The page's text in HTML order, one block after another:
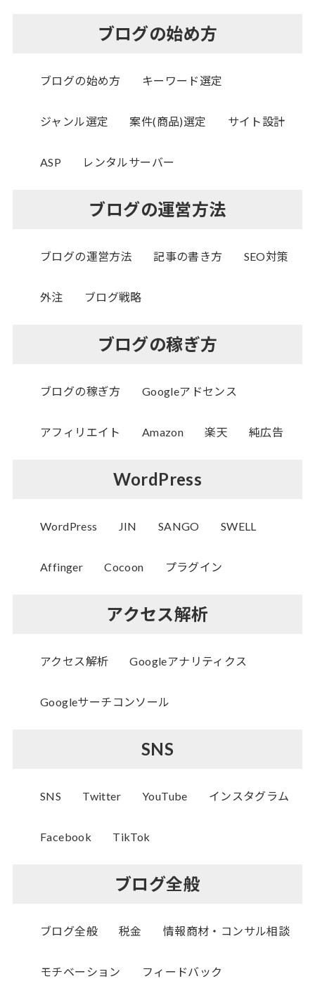
ブログの始め方
ブログの始め方 キーワード選定
ジャンル選定 案件(商品)選定 サイト設計
ASP レンタルサーバー
ブログの運営方法
ブログの運営方法 記事の書き方 SEO対策
外注 ブログ戦略
ブログの稼ぎ方
ブログの稼ぎ方 Googleアドセンス
アフィリエイト Amazon 楽天 純広告
WordPress
WordPress JIN SANGO SWELL
Affinger Cocoon プラグイン
アクセス解析
アクセス解析 Googleアナリティクス
Googleサーチコンソール
SNS
SNS Twitter YouTube インスタグラム
Facebook TikTok
ブログ全般
ブログ全般 税金 情報商材・コンサル相談
モチベーション フィードバック